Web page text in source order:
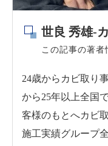
世良 秀雄-
この記事の著者
24歳からカビ取り
から25年以上全国
客様のもとへカビ
施工実績グループ